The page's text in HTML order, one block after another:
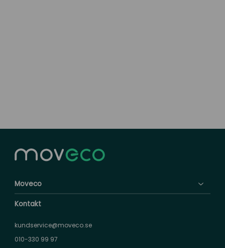
Moveco
Kontakt
kundservice@moveco.se
010-330 99 97